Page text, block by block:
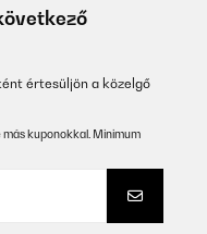
értesüljön a közelgő
kuponokkal. Minimum